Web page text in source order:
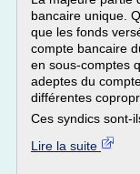
bancaire unique.
que les fonds
compte bancaire
en sous-comptes
adeptes du
différentes
Ces syndics sont-
Lire la suite